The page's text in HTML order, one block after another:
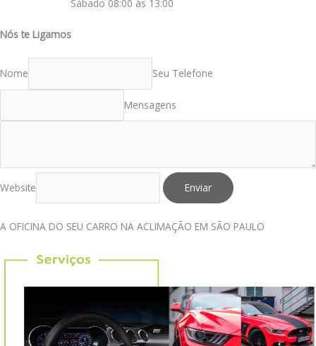
Sábado 08:00 às 13:00
Nós te Ligamos
Nome Seu Telefone
Mensagens
Website Enviar
A OFICINA DO SEU CARRO NA ACLIMAÇÃO EM SÃO PAULO